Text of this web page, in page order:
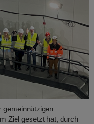
gemeinnützigen
Ziel gesetzt hat, durch